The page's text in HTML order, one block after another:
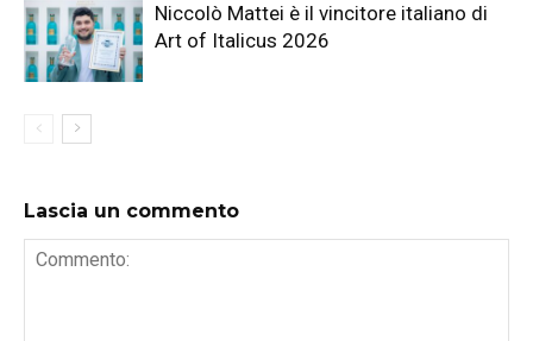
Niccolò Mattei è il vincitore italiano di
Art of Italicus 2026
Lascia un commento